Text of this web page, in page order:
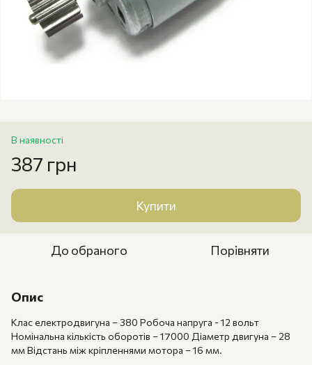
В наявності
387 грн
Купити
До обраного Порівняти
Опис
Клас електродвигуна – 380 Робоча напруга - 12 вольт
Номінальна кількість оборотів – 17000 Діаметр двигуна – 28
мм Відстань між кріпленнями мотора – 16 мм.